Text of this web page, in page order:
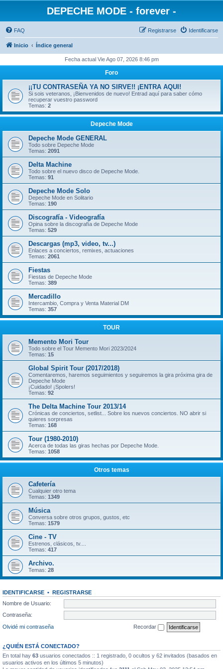
DEPECHE MODE - forever -
FAQ Identificarse
Registrarse
Inicio Índice general
Fecha actual Vie Ago 07, 2026 8:46 pm
Foro
¡¡TU CONTRASEÑA YA NO SIRVE!! ¡ENTRA AQUI!
Si sois veteranos, ¡Bienvenidos de nuevo! Entrad aquí para saber cómo
recuperar vuestro password
Temas: 2
Depeche Mode
Depeche Mode GENERAL
Todo sobre Depeche Mode
Temas: 2091
Delta Machine
Todo sobre el nuevo disco de Depeche Mode.
Temas: 91
Depeche Mode Solo
Depeche Mode en Solitario
Temas: 190
Discografía - Videografía
Opina sobre la discografía de Depeche Mode
Temas: 529
Descargas (mp3, video, tv...)
Enlaces a conciertos, remixes, actuaciones
Temas: 2061
Fiestas
Fiestas de Depeche Mode
Temas: 389
Mercadillo
Intercambio, Compra y Venta Material DM
Temas: 357
TOUR
Memento Mori Tour
Todo sobre el Tour Memento Mori 2023/2024
Temas: 15
Global Spirit Tour (2017/2018)
Comentaremos, haremos seguimientos y seguiremos la gira próxima gira de
Depeche Mode
¡Cuidado! ¡Spolers!
Temas: 92
The Delta Machine Tour 2013/14
Crónicas de conciertos, setlist... Sobre los nuevos conciertos. NO abrir si
quieres sorpresas
Temas: 168
Tour (1980-2010)
Acerca de todas las giras hechas por Depeche Mode.
Temas: 1058
Otros temas
Cafetería
Cualquier otro tema
Temas: 1349
Música
Conversa sobre otros grupos, gustos, etc
Temas: 1579
Cine - TV
Estrenos, clásicos, tv....
Temas: 417
Archivo.
Temas: 28
IDENTIFICARSE • REGISTRARSE
Nombre de Usuario:
Contraseña:
Olvidé mi contraseña
Recordar
¿QUIÉN ESTÁ CONECTADO?
En total hay 63 usuarios conectados :: 1 registrado, 0 ocultos y 62 invitados (basados en
usuarios activos en los últimos 5 minutos)